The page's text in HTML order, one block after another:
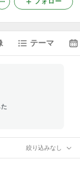
テーマ
絞り込みなし